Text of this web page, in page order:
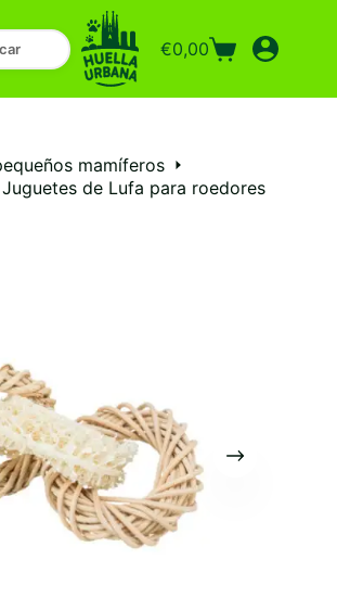
Carro
compra
€0,00
mamíferos
de Lufa para roedores